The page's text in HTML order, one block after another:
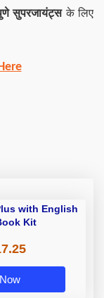
सुपरजायंट्सके लिए
with English
Kit